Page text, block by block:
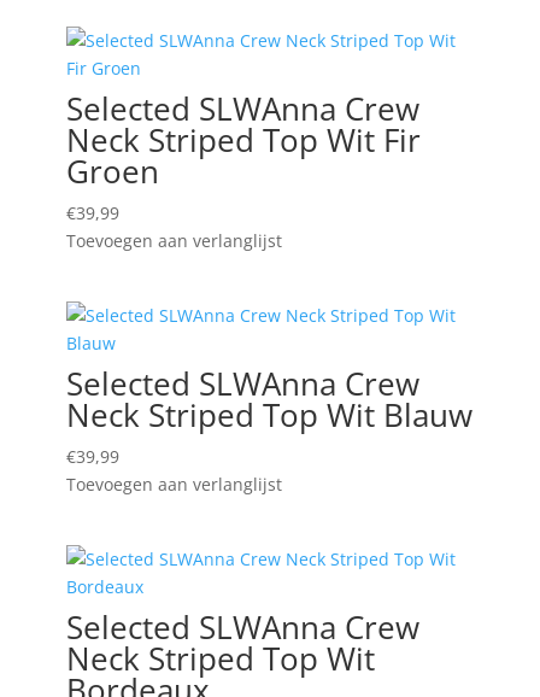
Selected SLWAnna Crew
Neck Striped Top Wit Fir
Groen
€39,99
Toevoegen aan verlanglijst
Selected SLWAnna Crew
Neck Striped Top Wit Blauw
€39,99
Toevoegen aan verlanglijst
Selected SLWAnna Crew
Neck Striped Top Wit